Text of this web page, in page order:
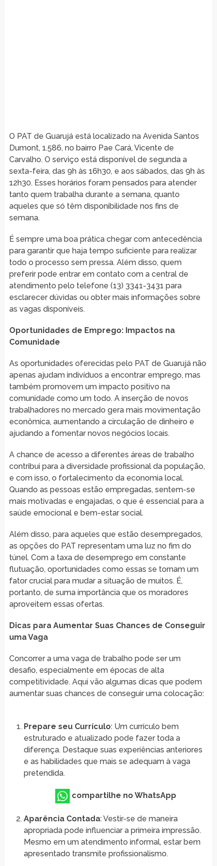
O PAT de Guarujá está localizado na Avenida Santos
Dumont, 1.586, no bairro Pae Cará, Vicente de
Carvalho. O serviço está disponível de segunda a
sexta-feira, das 9h às 16h30, e aos sábados, das 9h às
12h30. Esses horários foram pensados para atender
tanto quem trabalha durante a semana, quanto
aqueles que só têm disponibilidade nos fins de
semana.
É sempre uma boa prática chegar com antecedência
para garantir que haja tempo suficiente para realizar
todo o processo sem pressa. Além disso, quem
preferir pode entrar em contato com a central de
atendimento pelo telefone (13) 3341-3431 para
esclarecer dúvidas ou obter mais informações sobre
as vagas disponíveis.
Oportunidades de Emprego: Impactos na
Comunidade
As oportunidades oferecidas pelo PAT de Guarujá não
apenas ajudam indivíduos a encontrar emprego, mas
também promovem um impacto positivo na
comunidade como um todo. A inserção de novos
trabalhadores no mercado gera mais movimentação
econômica, aumentando a circulação de dinheiro e
ajudando a fomentar novos negócios locais.
A chance de acesso a diferentes áreas de trabalho
contribui para a diversidade profissional da população,
e com isso, o fortalecimento da economia local.
Quando as pessoas estão empregadas, sentem-se
mais motivadas e engajadas, o que é essencial para a
saúde emocional e bem-estar social.
Além disso, para aqueles que estão desempregados,
as opções do PAT representam uma luz no fim do
túnel. Com a taxa de desemprego em constante
flutuação, oportunidades como essas se tornam um
fator crucial para mudar a situação de muitos. É,
portanto, de suma importância que os moradores
aproveitem essas ofertas.
Dicas para Aumentar Suas Chances de Conseguir
uma Vaga
Concorrer a uma vaga de trabalho pode ser um
desafio, especialmente em épocas de alta
competitividade. Aqui vão algumas dicas que podem
aumentar suas chances de conseguir uma colocação:
Prepare seu Currículo: Um currículo bem
estruturado e atualizado pode fazer toda a
diferença. Destaque suas experiências anteriores
e as habilidades que mais se adequam à vaga
pretendida.
compartilhe no WhatsApp
Aparência Contada: Vestir-se de maneira
apropriada pode influenciar a primeira impressão.
Mesmo em um atendimento informal, estar bem
apresentado transmite profissionalismo.